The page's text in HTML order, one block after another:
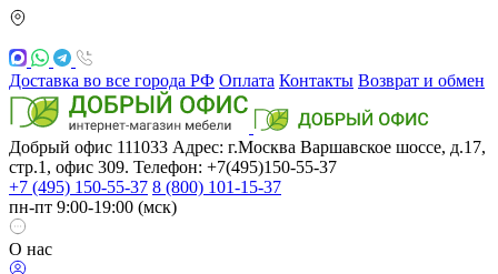
Доставка во все города РФ Оплата Контакты Возврат и обмен
Добрый офис 111033 Адрес: г.Москва Варшавское шоссе, д.17,
стр.1, офис 309. Телефон: +7(495)150-55-37
+7 (495) 150-55-37 8 (800) 101-15-37
пн-пт 9:00-19:00 (мск)
О нас